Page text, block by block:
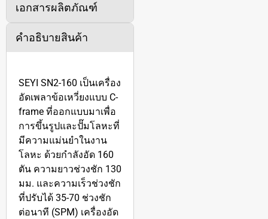
เอกสารผลิตภัณฑ์
คำอธิบายสินค้า
SEYI SN2-160 เป็นเครื่อง
อัดเพลาข้อเหวี่ยงแบบ C-
frame ที่ออกแบบมาเพื่อ
การขึ้นรูปและปั๊มโลหะที่
มีความแม่นยำในงาน
โลหะ ด้วยกำลังอัด 160
ตัน ความยาวช่วงชัก 130
มม. และความเร็วช่วงชัก
ที่ปรับได้ 35-70 ช่วงชัก
ต่อนาที (SPM) เครื่องอัด